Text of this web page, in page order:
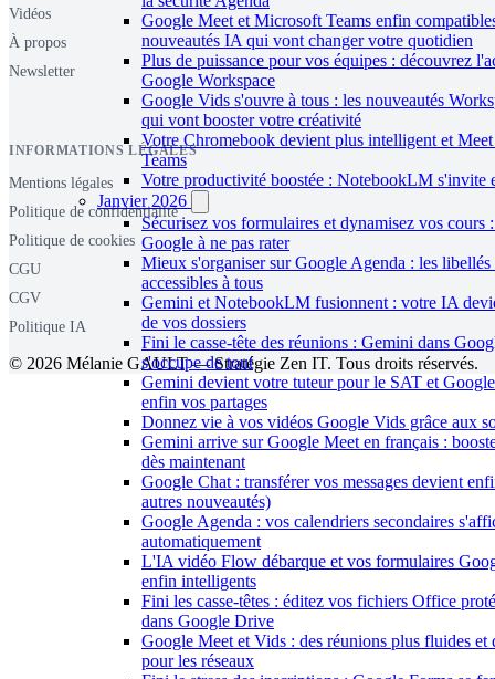
Google Meet et Microsoft Teams enfin
nouveautés IA qui vont changer votre quotidien
Plus de puissance pour vos équipes : découvrez
Google Workspace
Google Vids s'ouvre à tous : les nouveautés
qui vont booster votre créativité
Votre Chromebook devient plus intelligent et
Teams
Votre productivité boostée : NotebookLM s'invite
Janvier 2026
Sécurisez vos formulaires et dynamisez vos cours
Google à ne pas rater
Mieux s'organiser sur Google Agenda : les
accessibles à tous
Gemini et NotebookLM fusionnent : votre IA
de vos dossiers
Fini le casse-tête des réunions : Gemini dans
s'occupe de tout
Gemini devient votre tuteur pour le SAT et
enfin vos partages
Donnez vie à vos vidéos Google Vids grâce aux
Gemini arrive sur Google Meet en français :
dès maintenant
Google Chat : transférer vos messages devient
autres nouveautés)
Google Agenda : vos calendriers secondaires
automatiquement
L'IA vidéo Flow débarque et vos formulaires
enfin intelligents
Fini les casse-têtes : éditez vos fichiers Office
dans Google Drive
Google Meet et Vids : des réunions plus fluides et
pour les réseaux
Vidéos
À propos
Newsletter
INFORMATIONS LÉGALES
Mentions légales
Politique de confidentialité
Politique de cookies
CGU
CGV
Politique IA
© 2026 Mélanie GAULT — Stratégie Zen IT. Tous droits réservés.